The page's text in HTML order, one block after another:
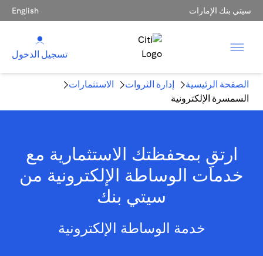
سيتي بنك الإمارات English
تسجيل الدخول
الصفحة الرئيسية إدارة الثروات
الاستثمارات
السمسرة الإلكترونية
ارتقِ بمحفظتك الاستثمارية مع
خدمات الوساطة الإلكترونية من
سيتي بنك
خدمة الوساطة الإلكترونية